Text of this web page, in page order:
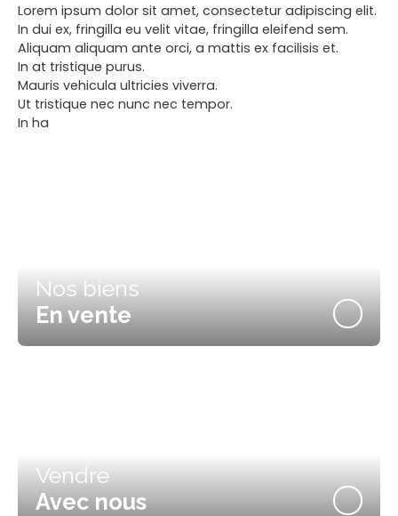
Lorem ipsum dolor sit amet, consectetur adipiscing elit.
In dui ex, fringilla eu velit vitae, fringilla eleifend sem.
Aliquam aliquam ante orci, a mattis ex facilisis et.
In at tristique purus.
Mauris vehicula ultricies viverra.
Ut tristique nec nunc nec tempor.
In ha
Nos biens
En vente
Vendre
Avec nous